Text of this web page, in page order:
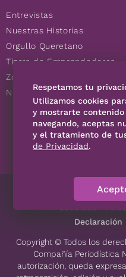
Entrevistas
Nuestras Historias
Orgullo Queretano
Tierra de Emprendedores
Zoociales
Nuevos Queretanos
Contáctanos
Declaración
Copyright © Todos los
Compañía Periodística
autorización, queda
Respetamos tu
Utilizamos cookies
y mostrarte
navegando, aceptas
y el tratamiento de
de Privacidad.